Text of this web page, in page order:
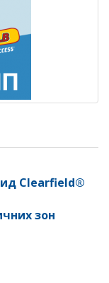
Clearfield®
зон